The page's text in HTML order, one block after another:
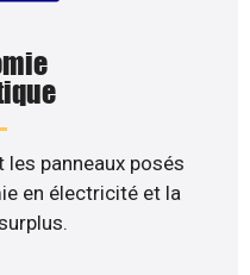
panneaux posés
en électricité et la